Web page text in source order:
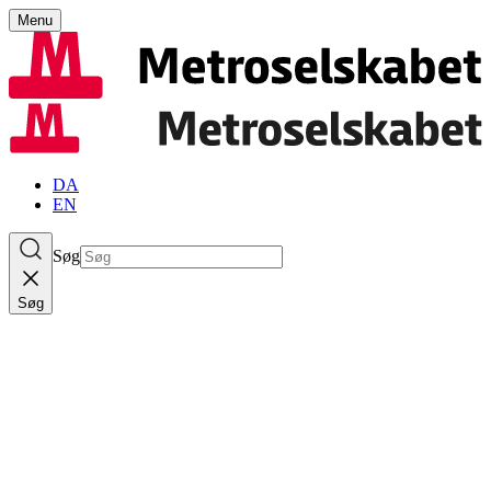
Menu
DA
EN
Søg
Søg